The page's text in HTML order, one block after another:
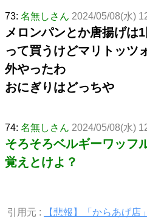
73: 名無しさん 2024/05/08(水)
メロンパンとか唐揚げは
って買うけどマリトッツ
外やったわ
おにぎりはどっちや
74: 名無しさん 2024/05/08(水)
そろそろベルギーワッフ
覚えとけよ？
引用元 :
【悲報】「からあげ店